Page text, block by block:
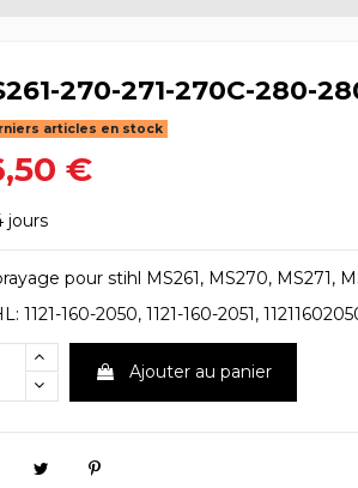
270-271-270C-280-
articles en stock
€
jours
pour stihl MS261, MS270, MS271,
1121-160-2050, 1121-160-2051,
Ajouter au panier